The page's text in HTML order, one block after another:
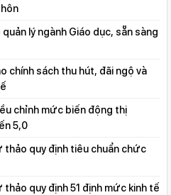
lý ngành Giáo dục, sẵn sàng
chính sách thu hút, đãi ngộ và
chỉnh mức biến động thị
5,0
quy định tiêu chuẩn chức
quy định 51 định mức kinh tế